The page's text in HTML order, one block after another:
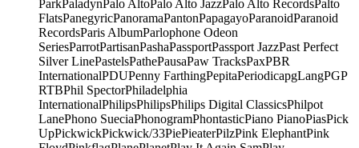
ParkPaladynPalo AltoPalo Alto JazzPalo Alto RecordsPalto
FlatsPanegyricPanoramaPantonPapagayoParanoidParanoid
RecordsParis AlbumParlophone Odeon
SeriesParrotPartisanPashaPassportPassport JazzPast Perfect
Silver LinePastelsPathePausaPaw TracksPaxPBR
InternationalPDUPenny FarthingPepitaPeriodicapgLangPGP
RTBPhil SpectorPhiladelphia
InternationalPhilipsPhilipsPhilips Digital ClassicsPhilpot
LanePhono SueciaPhonogramPhontasticPiano PianoPiasPick
UpPickwickPickwick/33PiePieaterPilzPink ElephantPink